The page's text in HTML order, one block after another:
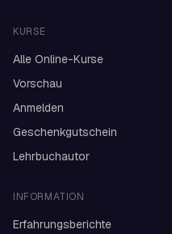
KURSE
Alle Online-Kurse
Vorschau
Anmelden
Geschenkgutschein
Lehrbuchautor
INFORMATION
Erfahrungsberichte